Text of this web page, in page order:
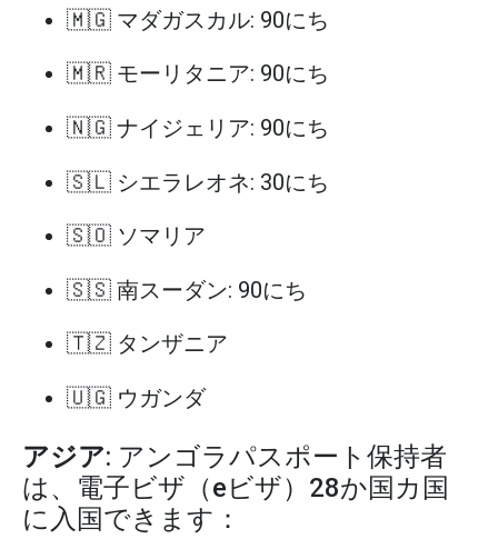
🇲🇬 マダガスカル: 90にち
🇲🇷 モーリタニア: 90にち
🇳🇬 ナイジェリア: 90にち
🇸🇱 シエラレオネ: 30にち
🇸🇴 ソマリア
🇸🇸 南スーダン: 90にち
🇹🇿 タンザニア
🇺🇬 ウガンダ
アジア: アンゴラパスポート保持者
は、電子ビザ（eビザ）28か国カ国
に入国できます：